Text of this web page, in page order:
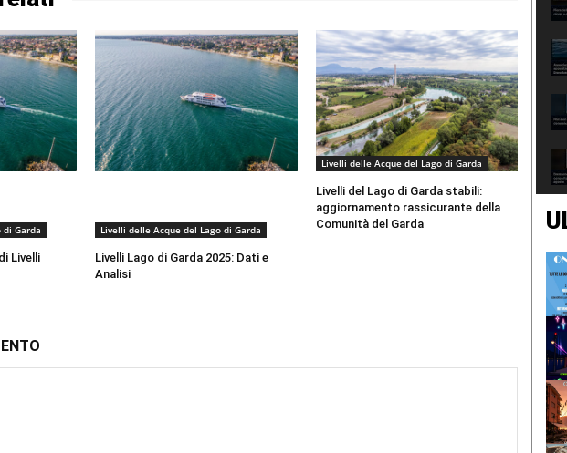
di Garda
Livelli
Livelli delle Acque del Lago di Garda
Livelli Lago di Garda 2025: Dati e
Analisi
Livelli delle Acque del Lago di Garda
Livelli del Lago di Garda stabili:
aggiornamento rassicurante della
Comunità del Garda